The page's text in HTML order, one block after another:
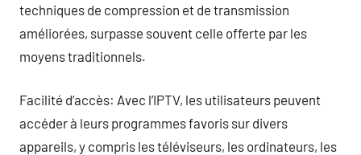
techniques de compression et de transmission
améliorées, surpasse souvent celle offerte par les
moyens traditionnels.
Facilité d’accès: Avec l’IPTV, les utilisateurs peuvent
accéder à leurs programmes favoris sur divers
appareils, y compris les téléviseurs, les ordinateurs, les